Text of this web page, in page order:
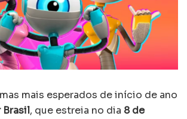
mais esperados de início de ano
Brasil, que estreia no dia 8 de